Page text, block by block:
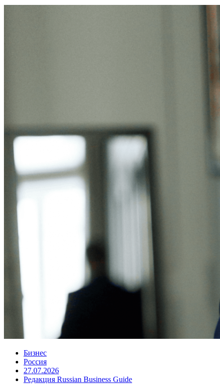
Бизнес
Россия
27.07.2026
Редакция Russian Business Guide